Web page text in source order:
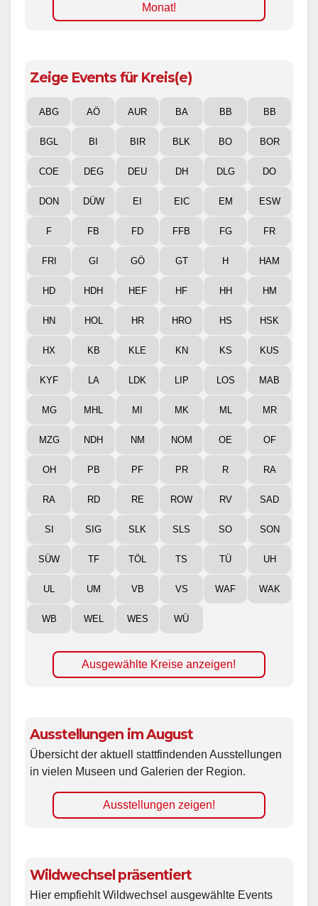
Monat!
Zeige Events für Kreis(e)
ABG AÖ AUR BA BB BB
BGL BI BIR BLK BO BOR
COE DEG DEU DH DLG DO
DON DÜW EI EIC EM ESW
F FB FD FFB FG FR
FRI GI GÖ GT H HAM
HD HDH HEF HF HH HM
HN HOL HR HRO HS HSK
HX KB KLE KN KS KUS
KYF LA LDK LIP LOS MAB
MG MHL MI MK ML MR
MZG NDH NM NOM OE OF
OH PB PF PR R RA
RA RD RE ROW RV SAD
SI SIG SLK SLS SO SON
SÜW TF TÖL TS TÜ UH
UL UM VB VS WAF WAK
WB WEL WES WÜ
Ausgewählte Kreise anzeigen!
Ausstellungen im August
Übersicht der aktuell stattfindenden Ausstellungen
in vielen Museen und Galerien der Region.
Ausstellungen zeigen!
Wildwechsel präsentiert
Hier empfiehlt Wildwechsel ausgewählte Events